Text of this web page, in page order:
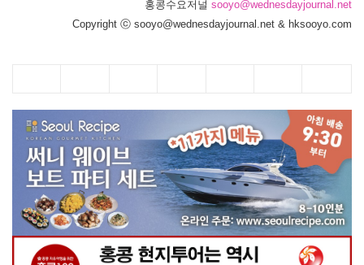
홍콩수요저널 sooyo@wednesdayjournal.net
Copyright ⓒ sooyo@wednesdayjournal.net & hksooyo.com